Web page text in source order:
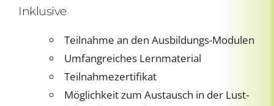
Inklusive
Teilnahme an den Ausbildungs-Modulen
Umfangreiches Lernmaterial
Teilnahmezertifikat
Möglichkeit zum Austausch in der Lust-